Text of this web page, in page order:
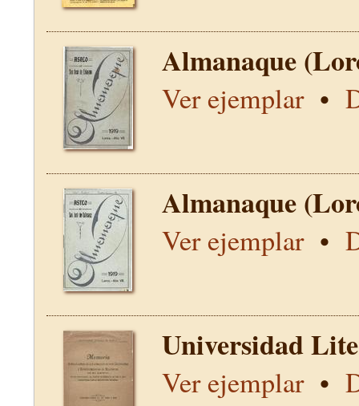
Almanaque
Ver ejemplar•
Almanaque
Ver ejemplar•
Universidad
Ver ejemplar•